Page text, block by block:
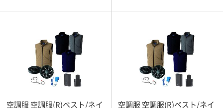
空調服 空調服(R)ベスト/ネイ
空調服 空調服(R)ベスト/ネイ